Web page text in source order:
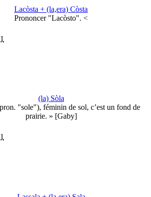
Lacòsta + (la,era) Còsta
Prononcer "Lacòsto". <
(la) Sòla
"sole"), féminin de sol, c’est un fond de
prairie. » [Gaby]